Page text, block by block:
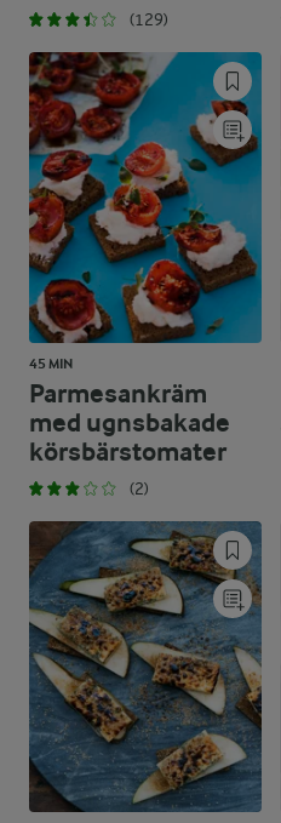
(129)
45 MIN
Parmesankräm
med ugnsbakade
körsbärstomater
(2)